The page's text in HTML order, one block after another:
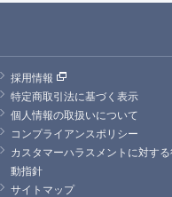
採用情報
特定商取引法に基づく表示
個人情報の取扱いについて
コンプライアンスポリシー
カスタマーハラスメントに対す
動指針
サイトマップ